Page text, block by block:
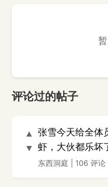
评论过的帖子
▲
▼
张雪今天给全体
虾，大伙都乐坏
东西洞庭 106 评论